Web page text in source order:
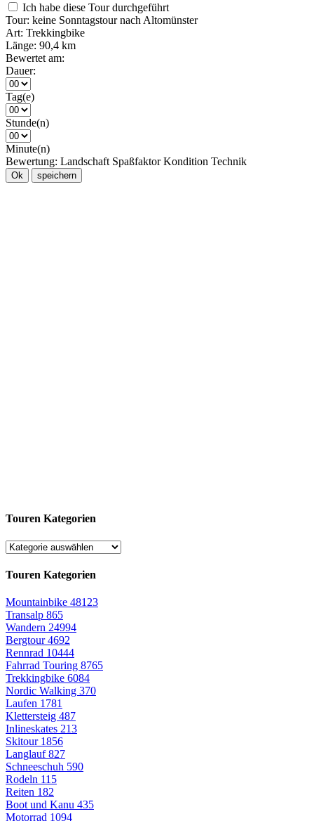
Ich habe diese Tour durchgeführt
Tour: keine Sonntagstour nach Altomünster
Art: Trekkingbike
Länge: 90,4 km
Bewertet am:
Dauer:
Tag(e)
Stunde(n)
Minute(n)
Bewertung: Landschaft Spaßfaktor Kondition Technik
Ok speichern
Touren Kategorien
Touren Kategorien
Mountainbike 48123
Transalp 865
Wandern 24994
Bergtour4692
Rennrad 10444
Fahrrad Touring 8765
Trekkingbike 6084
Nordic Walking 370
Laufen 1781
Klettersteig 487
Inlineskates 213
Skitour 1856
Langlauf827
Schneeschuh 590
Rodeln 115
Reiten 182
Boot und Kanu 435
Motorrad 1094